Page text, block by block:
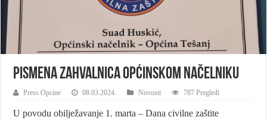
Pismena zahvalnica Općinskom načelniku
Press Opcine 08.03.2024. Novosti 787 Pregledi
U povodu obilježavanje 1. marta – Dana civilne zaštite